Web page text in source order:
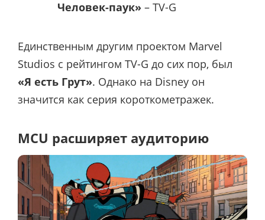
Человек-паук» – TV-G
Единственным другим проектом Marvel
Studios с рейтингом TV-G до сих пор, был
«Я есть Грут». Однако на Disney он
значится как серия короткометражек.
MCU расширяет аудиторию